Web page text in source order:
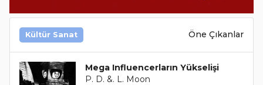
Kültür Sanat Öne Çıkanlar
Mega Influencerların Yükselişi
P. D. &. L. Moon